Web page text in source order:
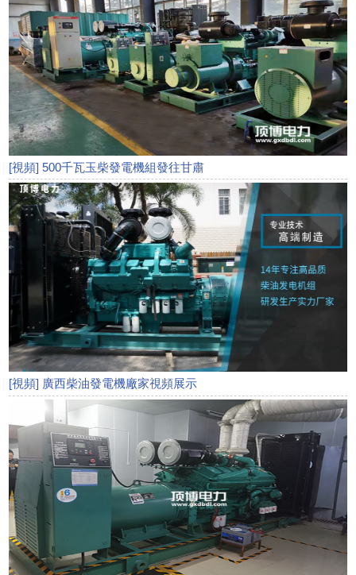
[視頻] 500千瓦玉柴發電機組發往甘肅
[視頻] 廣西柴油發電機廠家視頻展示